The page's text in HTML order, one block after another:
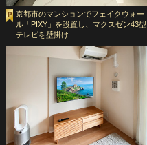
京都市のマンションでフェイクウォー
ル「PIXY」を設置し、マクスゼン43型
テレビを壁掛け